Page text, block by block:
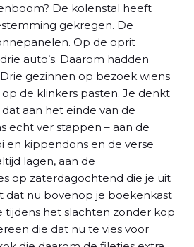
De kolenstal heeft
gekregen. De
Op de oprit
auto’s. Daarom hadden
gezinnen op bezoek wiens
de klinkers pasten. Je denkt
aan het einde van de
echt ver stappen – aan de
en kippendons en de verse
lagen, aan de
op zaterdagochtend die je uit
dat nu bovenop je boekenkast
tijdens het slachten zonder kop
die dat nu te vies voor